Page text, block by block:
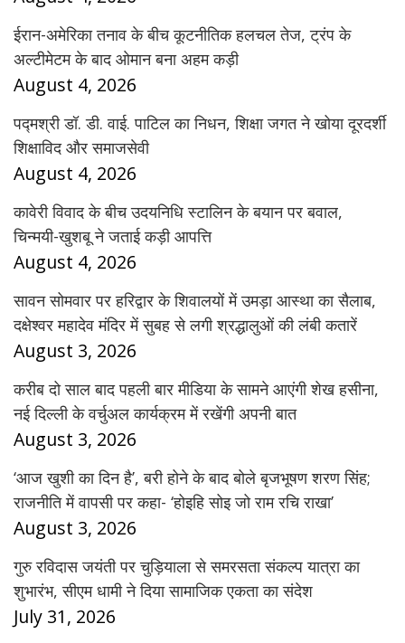
ईरान-अमेरिका तनाव के बीच कूटनीतिक हलचल तेज, ट्रंप के
अल्टीमेटम के बाद ओमान बना अहम कड़ी
August 4, 2026
पद्मश्री डॉ. डी. वाई. पाटिल का निधन, शिक्षा जगत ने खोया दूरदर्शी
शिक्षाविद और समाजसेवी
August 4, 2026
कावेरी विवाद के बीच उदयनिधि स्टालिन के बयान पर बवाल,
चिन्मयी-खुशबू ने जताई कड़ी आपत्ति
August 4, 2026
सावन सोमवार पर हरिद्वार के शिवालयों में उमड़ा आस्था का सैलाब,
दक्षेश्वर महादेव मंदिर में सुबह से लगी श्रद्धालुओं की लंबी कतारें
August 3, 2026
करीब दो साल बाद पहली बार मीडिया के सामने आएंगी शेख हसीना,
नई दिल्ली के वर्चुअल कार्यक्रम में रखेंगी अपनी बात
August 3, 2026
‘आज खुशी का दिन है’, बरी होने के बाद बोले बृजभूषण शरण सिंह;
राजनीति में वापसी पर कहा- ‘होइहि सोइ जो राम रचि राखा’
August 3, 2026
गुरु रविदास जयंती पर चुड़ियाला से समरसता संकल्प यात्रा का
शुभारंभ, सीएम धामी ने दिया सामाजिक एकता का संदेश
July 31, 2026